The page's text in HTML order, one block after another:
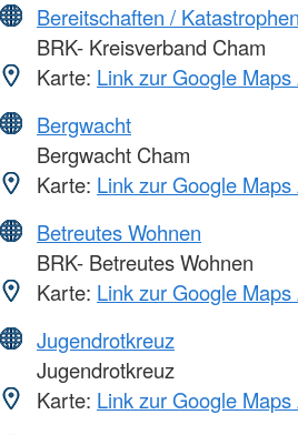
Bereitschaften /
BRK- Kreisverband Cham
Karte: Link zur Google
Bergwacht
Bergwacht Cham
Karte: Link zur Google
Betreutes Wohnen
BRK- Betreutes Wohnen
Karte: Link zur Google
Jugendrotkreuz
Jugendrotkreuz
Karte: Link zur Google